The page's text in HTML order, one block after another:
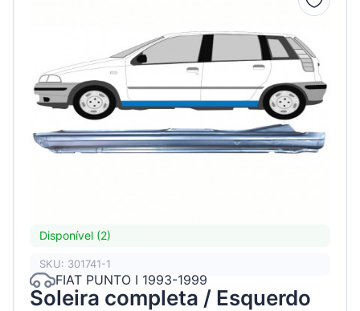
Disponível (2)
SKU: 301741-1
FIAT PUNTO I 1993-1999
Soleira completa / Esquerdo